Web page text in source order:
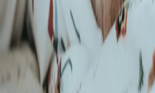
Für TierhalterInnen
Alle Standorte
Über uns